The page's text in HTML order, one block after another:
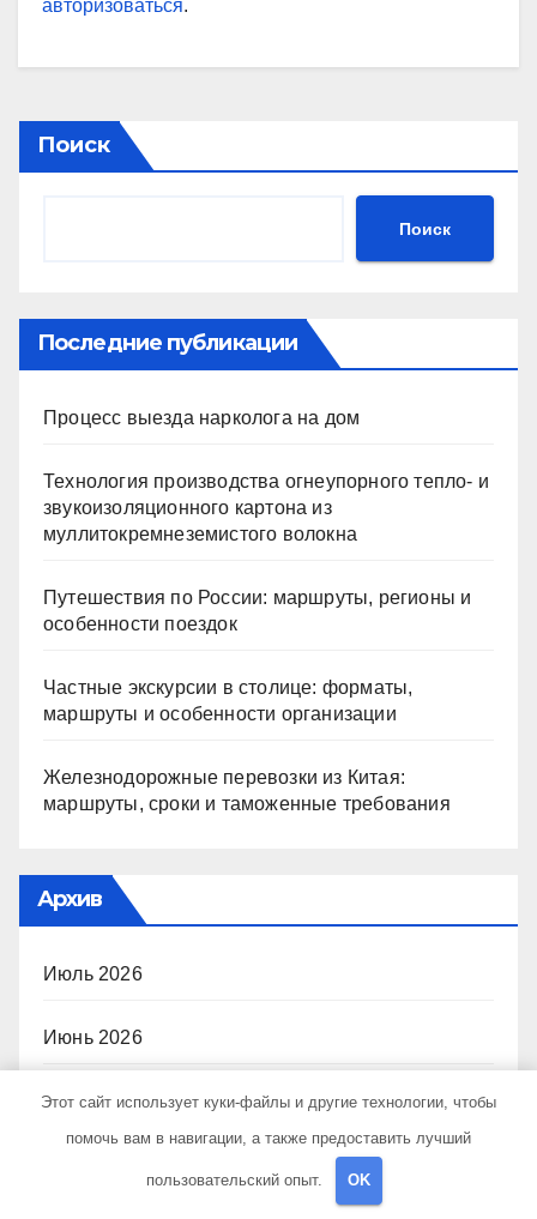
авторизоваться.
Поиск
Поиск
Последние публикации
Процесс выезда нарколога на дом
Технология производства огнеупорного тепло- и
звукоизоляционного картона из
муллитокремнеземистого волокна
Путешествия по России: маршруты, регионы и
особенности поездок
Частные экскурсии в столице: форматы,
маршруты и особенности организации
Железнодорожные перевозки из Китая:
маршруты, сроки и таможенные требования
Архив
Июль 2026
Июнь 2026
Май 2026
Этот сайт использует куки-файлы и другие технологии, чтобы
помочь вам в навигации, а также предоставить лучший
пользовательский опыт. OK